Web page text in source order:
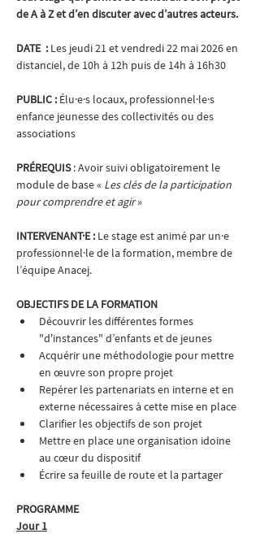
de A à Z et d’en discuter avec d’autres acteurs.
DATE  : Les jeudi 21 et vendredi 22 mai 2026 en
distanciel, de 10h à 12h puis de 14h à 16h30
PUBLIC : Élu·e·s locaux, professionnel·le·s
enfance jeunesse des collectivités ou des
associations
PRÉREQUIS : Avoir suivi obligatoirement le
module de base « Les clés de la participation
pour comprendre et agir »
INTERVENANT·E : Le stage est animé par un·e
professionnel·le de la formation, membre de
l’équipe Anacej.
OBJECTIFS DE LA FORMATION
Découvrir les différentes formes
"d'instances" d’enfants et de jeunes
Acquérir une méthodologie pour mettre
en œuvre son propre projet
Repérer les partenariats en interne et en
externe nécessaires à cette mise en place
Clarifier les objectifs de son projet
Mettre en place une organisation idoine
au cœur du dispositif
Écrire sa feuille de route et la partager
PROGRAMME
Jour 1